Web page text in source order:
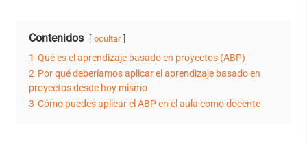
Contenidos ocultar
1 Qué es el aprendizaje basado en proyectos (ABP)
2 Por qué deberíamos aplicar el aprendizaje basado en
proyectos desde hoy mismo
3 Cómo puedes aplicar el ABP en el aula como docente